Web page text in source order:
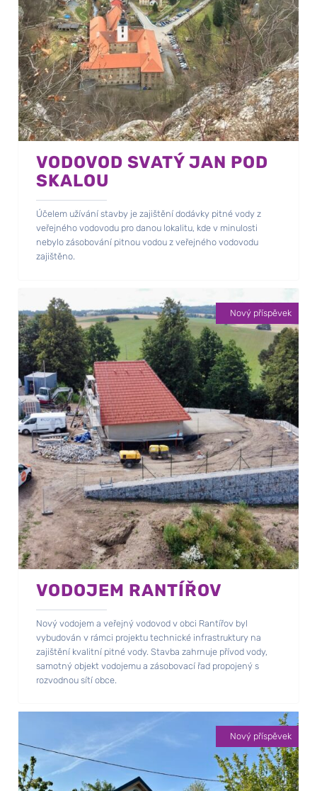
VODOVOD SVATÝ JAN POD
SKALOU
Účelem užívání stavby je zajištění dodávky pitné vody z
veřejného vodovodu pro danou lokalitu, kde v minulosti
nebylo zásobování pitnou vodou z veřejného vodovodu
zajištěno.
Nový příspěvek
VODOJEM RANTÍŘOV
Nový vodojem a veřejný vodovod v obci Rantířov byl
vybudován v rámci projektu technické infrastruktury na
zajištění kvalitní pitné vody. Stavba zahrnuje přívod vody,
samotný objekt vodojemu a zásobovací řad propojený s
rozvodnou sítí obce.
Nový příspěvek